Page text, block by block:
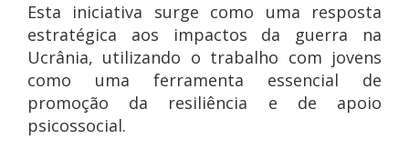
Esta iniciativa surge como uma resposta
estratégica aos impactos da guerra na
Ucrânia, utilizando o trabalho com jovens
como uma ferramenta essencial de
promoção da resiliência e de apoio
psicossocial.